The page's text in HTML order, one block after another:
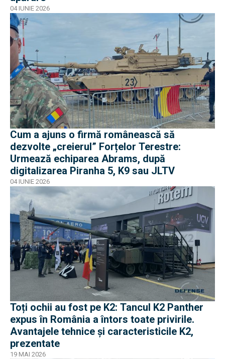
04 IUNIE 2026
Cum a ajuns o firmă românească să
dezvolte „creierul” Forțelor Terestre:
Urmează echiparea Abrams, după
digitalizarea Piranha 5, K9 sau JLTV
04 IUNIE 2026
Toți ochii au fost pe K2: Tancul K2 Panther
expus în România a întors toate privirile.
Avantajele tehnice și caracteristicile K2,
prezentate
19 MAI 2026